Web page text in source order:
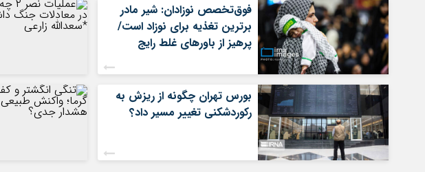
فوق‌تخصص نوزادان: شیر مادر
برترین تغذیه برای نوزاد است/
پرهیز از باورهای غلط رایج
بورس تهران چگونه از ریزش به
رکوردشکنی تغییر مسیر داد؟